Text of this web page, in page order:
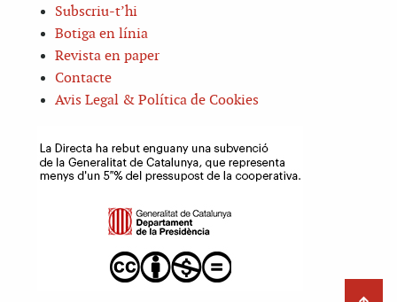
Subscriu-t’hi
Botiga en línia
Revista en paper
Contacte
Avis Legal & Política de Cookies